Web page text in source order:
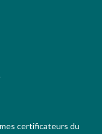
certificateurs du